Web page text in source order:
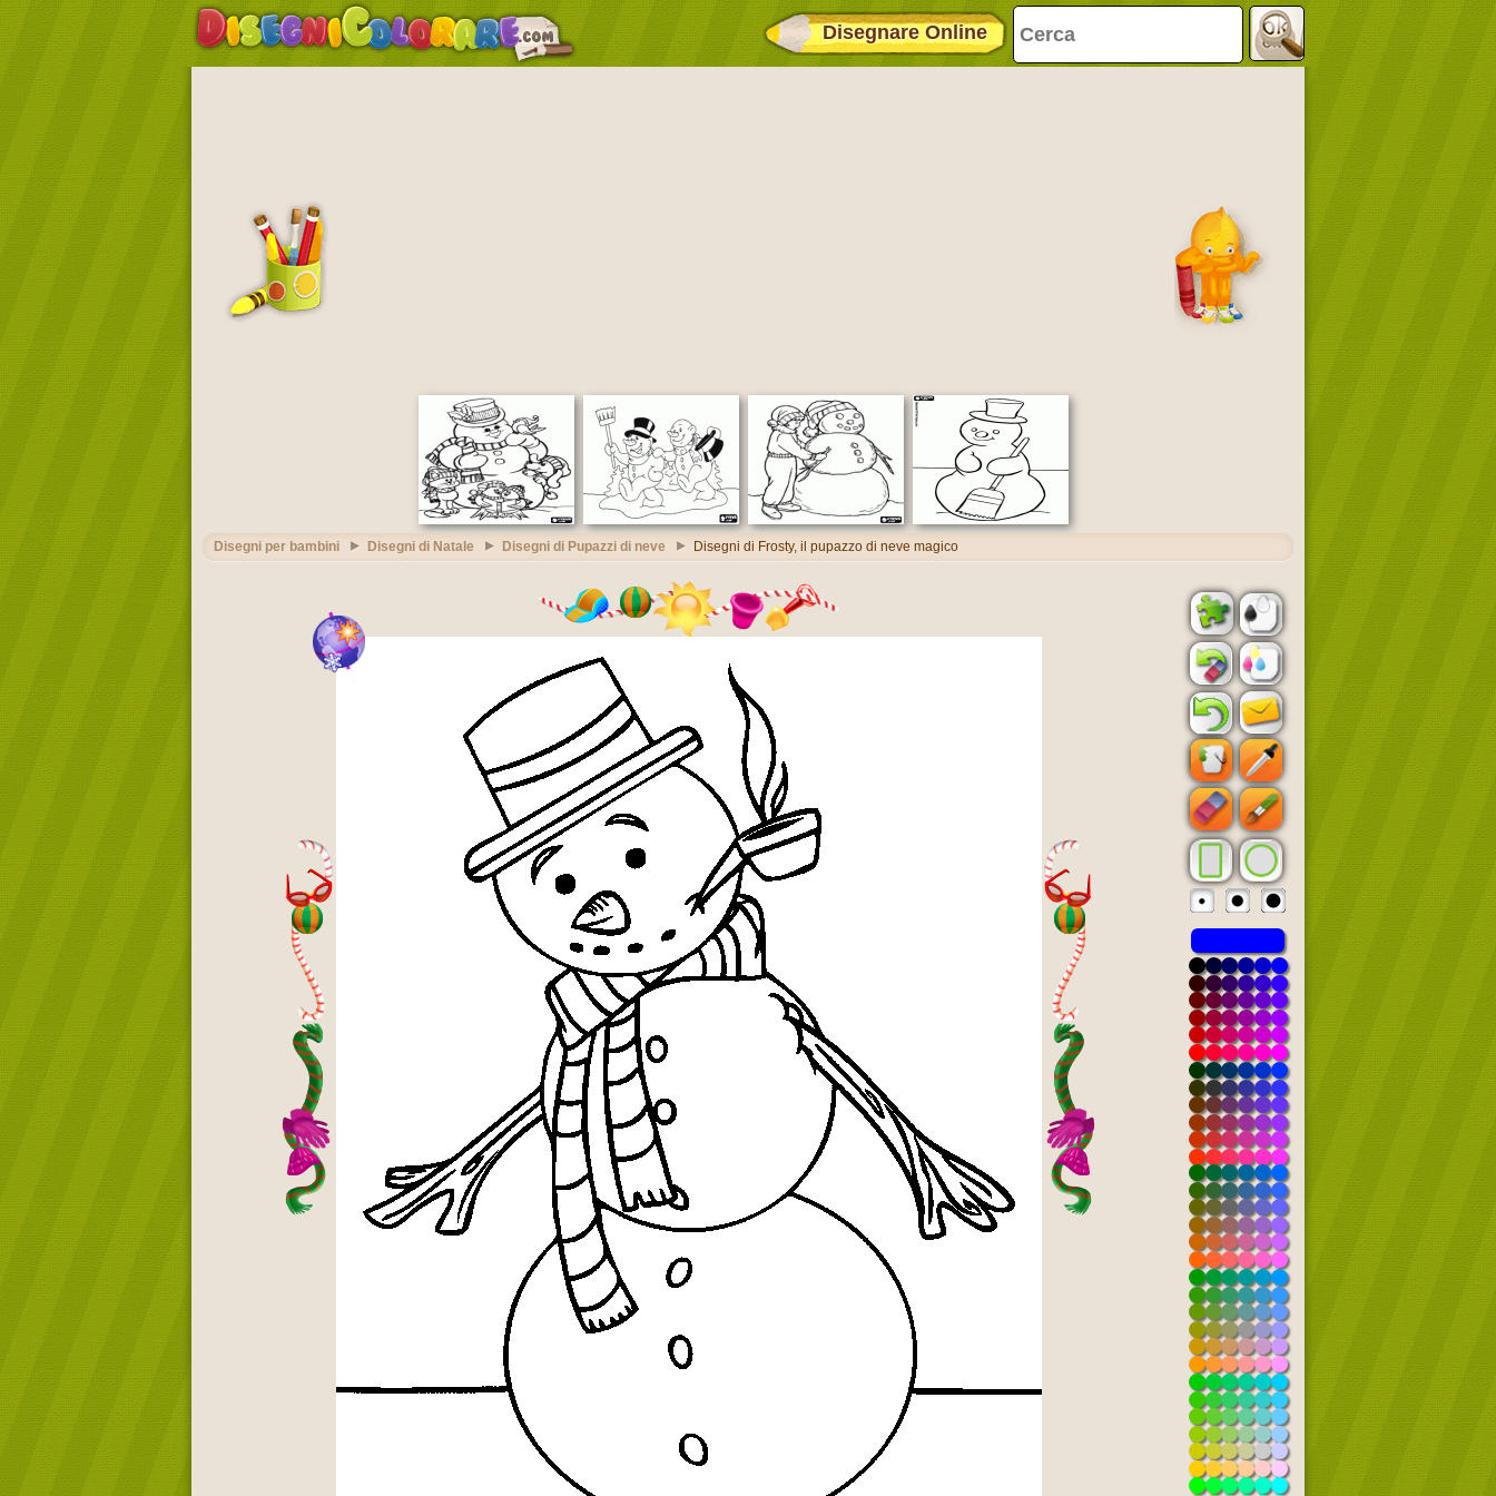
Disegnare Online
Disegni per bambini Disegni di Natale Disegni di Pupazzi di neve Disegni di Frosty, il pupazzo di neve magico